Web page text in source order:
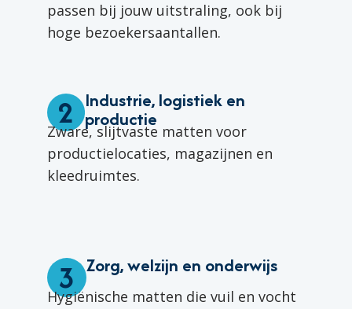
passen bij jouw uitstraling, ook bij
hoge bezoekersaantallen.
2 Industrie, logistiek en
productie
Zware, slijtvaste matten voor
productielocaties, magazijnen en
kleedruimtes.
3 Zorg, welzijn en onderwijs
Hygiënische matten die vuil en vocht